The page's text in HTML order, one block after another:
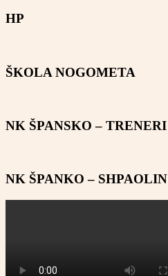
HP
ŠKOLA NOGOMETA
NK ŠPANSKO – TRENERI
NK ŠPANKO – SHPAOLIN